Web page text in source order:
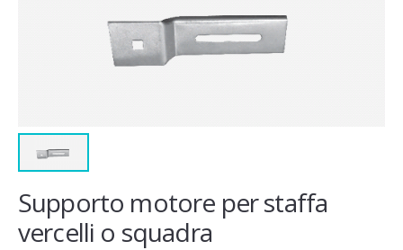
TIPI DI MANOVRA
COLORI TAPPARELLE
Supporto motore per staffa
vercelli o squadra